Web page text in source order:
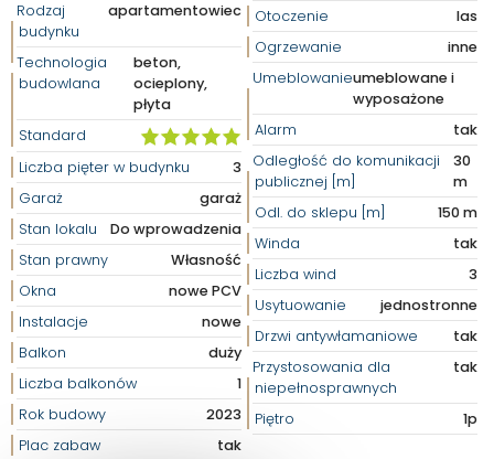
Rodzaj
budynku
apartamentowiec
Technologia
budowlana
beton,
ocieplony,
płyta
Standard
Liczba pięter w budynku
3
Garaż
garaż
Stan lokalu
Do wprowadzenia
Stan prawny
Własność
Okna
nowe PCV
Instalacje
nowe
Balkon
duży
Liczba balkonów
1
Rok budowy
2023
Plac zabaw
tak
Otoczenie
las
Ogrzewanie
inne
Umeblowanieumeblowane i
wyposażone
Alarm
tak
Odległość do komunikacji
publicznej [m]
30
m
Odl. do sklepu [m]
150 m
Winda
tak
Liczba wind
3
Usytuowanie
jednostronne
Drzwi antywłamaniowe
tak
Przystosowania dla
niepełnosprawnych
tak
Piętro 1p